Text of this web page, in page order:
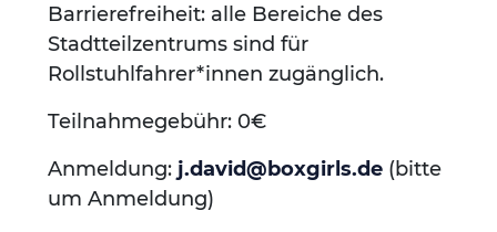
Barrierefreiheit: alle Bereiche des
Stadtteilzentrums sind für
Rollstuhlfahrer*innen zugänglich.
Teilnahmegebühr: 0€
Anmeldung: j.david@boxgirls.de(bitte
um Anmeldung)